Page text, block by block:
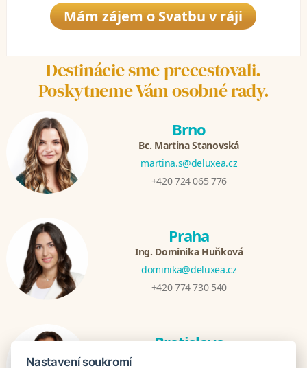
Mám zájem o Svatbu v ráji
Destinácie sme precestovali.
Poskytneme Vám osobné rady.
Brno
Bc. Martina Stanovská
martina.s@deluxea.cz
+420 724 065 776
Praha
Ing. Dominika Huňková
dominika@deluxea.cz
+420 774 730 540
Bratislava
Nastavení soukromí